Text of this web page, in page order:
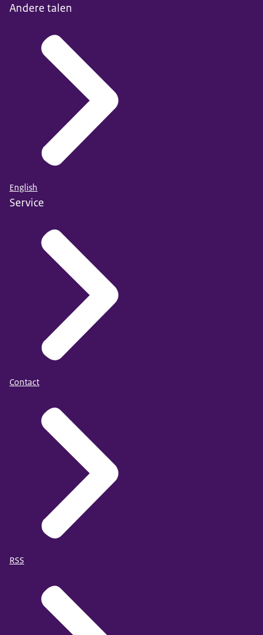
Andere talen
English
Service
Contact
RSS